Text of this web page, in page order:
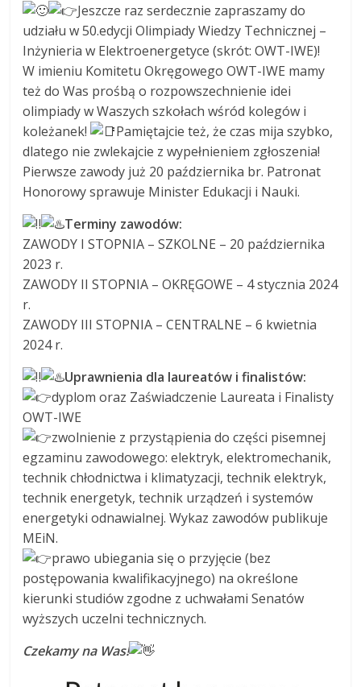
Jeszcze raz serdecznie zapraszamy do
udziału w 50.edycji Olimpiady Wiedzy Technicznej –
Inżynieria w Elektroenergetyce (skrót: OWT-IWE)!
W imieniu Komitetu Okręgowego OWT-IWE mamy
też do Was prośbą o rozpowszechnienie idei
olimpiady w Waszych szkołach wśród kolegów i
koleżanek!
Pamiętajcie też, że czas mija szybko,
dlatego nie zwlekajcie z wypełnieniem zgłoszenia!
Pierwsze zawody już 20 października br. Patronat
Honorowy sprawuje Minister Edukacji i Nauki.
Terminy zawodów:
ZAWODY I STOPNIA – SZKOLNE – 20 października
2023 r.
ZAWODY II STOPNIA – OKRĘGOWE – 4 stycznia 2024
r.
ZAWODY III STOPNIA – CENTRALNE – 6 kwietnia
2024 r.
Uprawnienia dla laureatów i finalistów:
dyplom oraz Zaświadczenie Laureata i Finalisty
OWT-IWE
zwolnienie z przystąpienia do części pisemnej
egzaminu zawodowego: elektryk, elektromechanik,
technik chłodnictwa i klimatyzacji, technik elektryk,
technik energetyk, technik urządzeń i systemów
energetyki odnawialnej. Wykaz zawodów publikuje
MEiN.
prawo ubiegania się o przyjęcie (bez
postępowania kwalifikacyjnego) na określone
kierunki studiów zgodne z uchwałami Senatów
wyższych uczelni technicznych.
Czekamy na Was!